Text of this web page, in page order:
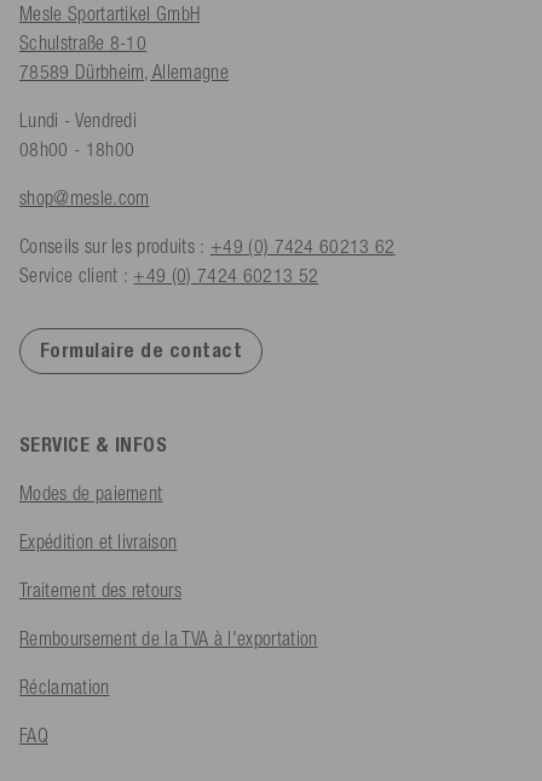
Mesle Sportartikel GmbH
Schulstraße 8-10
78589 Dürbheim, Allemagne
Lundi - Vendredi
08h00 - 18h00
shop@mesle.com
Conseils sur les produits : +49 (0) 7424 60213 62
Service client : +49 (0) 7424 60213 52
Formulaire de contact
SERVICE & INFOS
Modes de paiement
Expédition et livraison
Traitement des retours
Remboursement de la TVA à l'exportation
Réclamation
FAQ